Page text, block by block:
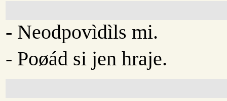
- Neodpovìdìls mi.
- Poøád si jen hraje.